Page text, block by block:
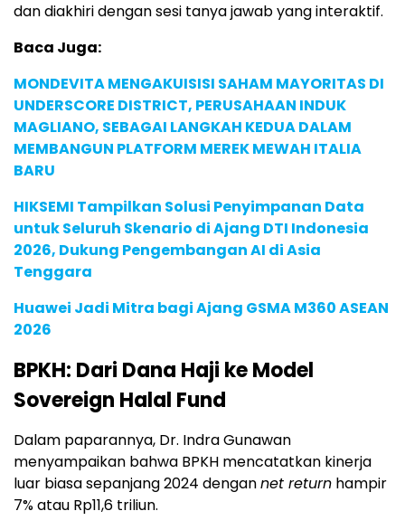
dan diakhiri dengan sesi tanya jawab yang interaktif.
Baca Juga:
MONDEVITA MENGAKUISISI SAHAM MAYORITAS DI
UNDERSCORE DISTRICT, PERUSAHAAN INDUK
MAGLIANO, SEBAGAI LANGKAH KEDUA DALAM
MEMBANGUN PLATFORM MEREK MEWAH ITALIA
BARU
HIKSEMI Tampilkan Solusi Penyimpanan Data
untuk Seluruh Skenario di Ajang DTI Indonesia
2026, Dukung Pengembangan AI di Asia
Tenggara
Huawei Jadi Mitra bagi Ajang GSMA M360 ASEAN
2026
BPKH: Dari Dana Haji ke Model
Sovereign Halal Fund
Dalam paparannya, Dr. Indra Gunawan
menyampaikan bahwa BPKH mencatatkan kinerja
luar biasa sepanjang 2024 dengannet return hampir
7% atau Rp11,6 triliun.